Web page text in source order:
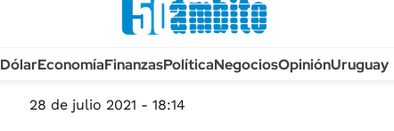
TECNOLOGÍA
MÉXICO
DólarEconomíaFinanzasPolíticaNegociosOpiniónUruguay
28 de julio 2021 - 18:14